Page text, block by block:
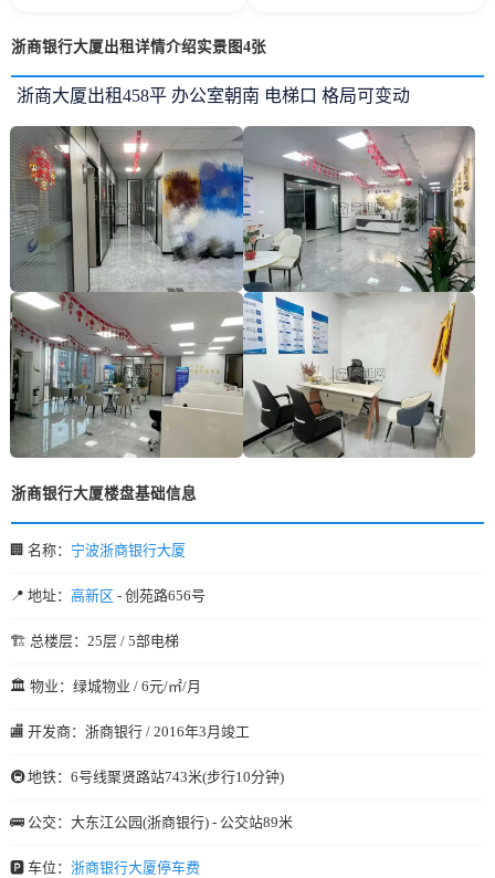
浙商银行大厦出租详情介绍实景图4张
浙商大厦出租458平 办公室朝南 电梯口 格局可变动
浙商银行大厦楼盘基础信息
🏢 名称： 宁波浙商银行大厦
📍 地址： 高新区 - 创苑路656号
🏗️ 总楼层：25层 / 5部电梯
🏛️ 物业：绿城物业 / 6元/㎡/月
🏬 开发商：浙商银行 / 2016年3月竣工
🚇 地铁：6号线聚贤路站743米(步行10分钟)
🚌 公交：大东江公园(浙商银行) - 公交站89米
🅿️ 车位： 浙商银行大厦停车费